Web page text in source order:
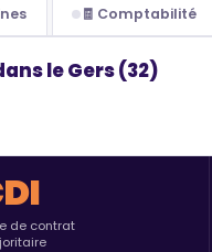
🧾 Comptabilité
le Gers (32)
de contrat